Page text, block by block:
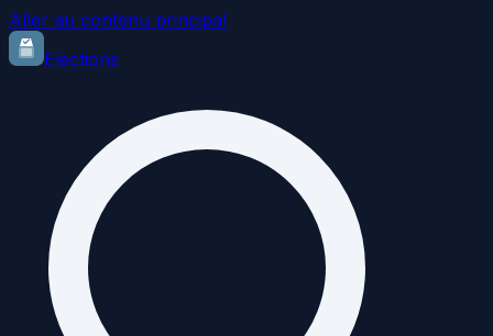
Aller au contenu principal
Elections